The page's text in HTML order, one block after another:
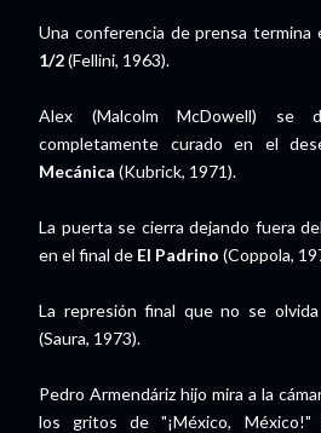
Una conferencia de prensa termina
1/2(Fellini, 1963).
Alex (Malcolm McDowell) se
completamente curado en el
Mecánica (Kubrick, 1971).
La puerta se cierra dejando fuera
en el final de El Padrino (Coppola,
La represión final que no se
(Saura, 1973).
Pedro Armendáriz hijo mira a la
los gritos de "¡México, México!"